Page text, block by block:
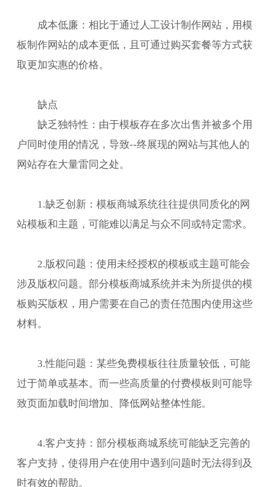
成本低廉：相比于通过人工设计制作网站，用模
板制作网站的成本更低，且可通过购买套餐等方式获
取更加实惠的价格。
缺点
缺乏独特性：由于模板存在多次出售并被多个用
户同时使用的情况，导致--终展现的网站与其他人的
网站存在大量雷同之处。
1.缺乏创新：模板商城系统往往提供同质化的网
站模板和主题，可能难以满足与众不同或特定需求。
2.版权问题：使用未经授权的模板或主题可能会
涉及版权问题。部分模板商城系统并未为所提供的模
板购买版权，用户需要在自己的责任范围内使用这些
材料。
3.性能问题：某些免费模板往往质量较低，可能
过于简单或基本。而一些高质量的付费模板则可能导
致页面加载时间增加、降低网站整体性能。
4.客户支持：部分模板商城系统可能缺乏完善的
客户支持，使得用户在使用中遇到问题时无法得到及
时有效的帮助。